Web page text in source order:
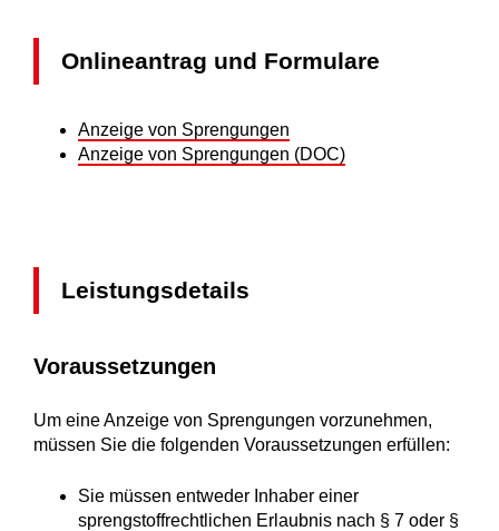
Onlineantrag und Formulare
Anzeige von Sprengungen
Anzeige von Sprengungen (DOC)
Leistungsdetails
Voraussetzungen
Um eine Anzeige von Sprengungen vorzunehmen,
müssen Sie die folgenden Voraussetzungen erfüllen:
Sie müssen entweder Inhaber einer
sprengstoffrechtlichen Erlaubnis nach § 7 oder §